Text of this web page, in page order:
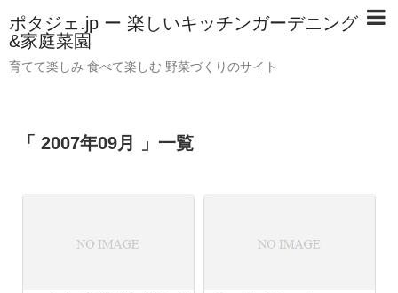
ポタジェ.jp ー 楽しいキッチンガーデニング
&家庭菜園
育てて楽しみ 食べて楽しむ 野菜づくりのサイト
「 2007年09月 」一覧